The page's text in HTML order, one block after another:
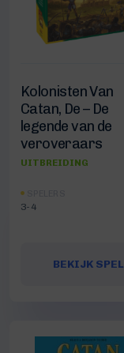
Kolonisten Van
Catan, De – De
legende van de
veroveraars
UITBREIDING
3-4
BEKIJK SPEL